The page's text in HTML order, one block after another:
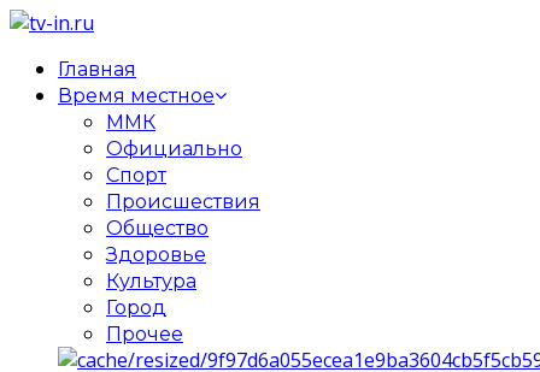
Главная
Время местное
ММК
Официально
Спорт
Происшествия
Общество
Здоровье
Культура
Город
Прочее